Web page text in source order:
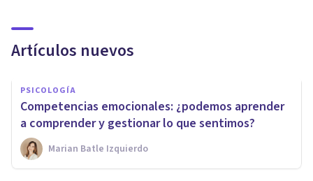
Artículos nuevos
PSICOLOGÍA
Competencias emocionales: ¿podemos aprender
a comprender y gestionar lo que sentimos?
Marian Batle Izquierdo